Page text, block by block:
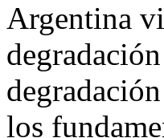
Argentina
los